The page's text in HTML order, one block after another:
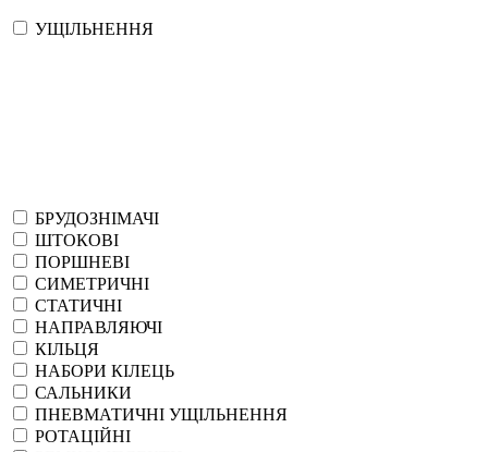
УЩІЛЬНЕННЯ
БРУДОЗНІМАЧІ
ШТОКОВІ
ПОРШНЕВІ
СИМЕТРИЧНІ
СТАТИЧНІ
НАПРАВЛЯЮЧІ
КІЛЬЦЯ
НАБОРИ КІЛЕЦЬ
САЛЬНИКИ
ПНЕВМАТИЧНІ УЩІЛЬНЕННЯ
РОТАЦІЙНІ